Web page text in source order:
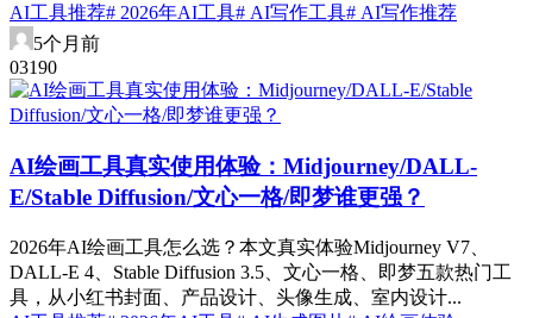
AI工具推荐# 2026年AI工具# AI写作工具# AI写作推荐
5个月前
03190
AI绘画工具真实使用体验：Midjourney/DALL-
E/Stable Diffusion/文心一格/即梦谁更强？
2026年AI绘画工具怎么选？本文真实体验Midjourney V7、
DALL-E 4、Stable Diffusion 3.5、文心一格、即梦五款热门工
具，从小红书封面、产品设计、头像生成、室内设计...